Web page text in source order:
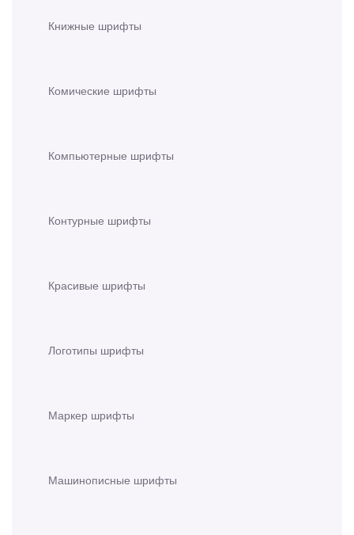
Книжные шрифты
Комические шрифты
Компьютерные шрифты
Контурные шрифты
Красивые шрифты
Логотипы шрифты
Маркер шрифты
Машинописные шрифты